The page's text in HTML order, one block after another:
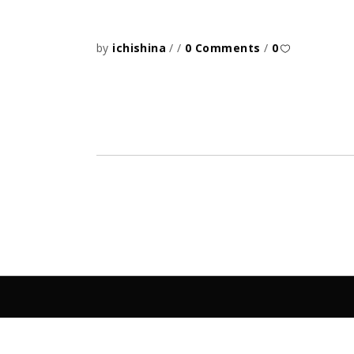
by ichishina 0 Comments 0